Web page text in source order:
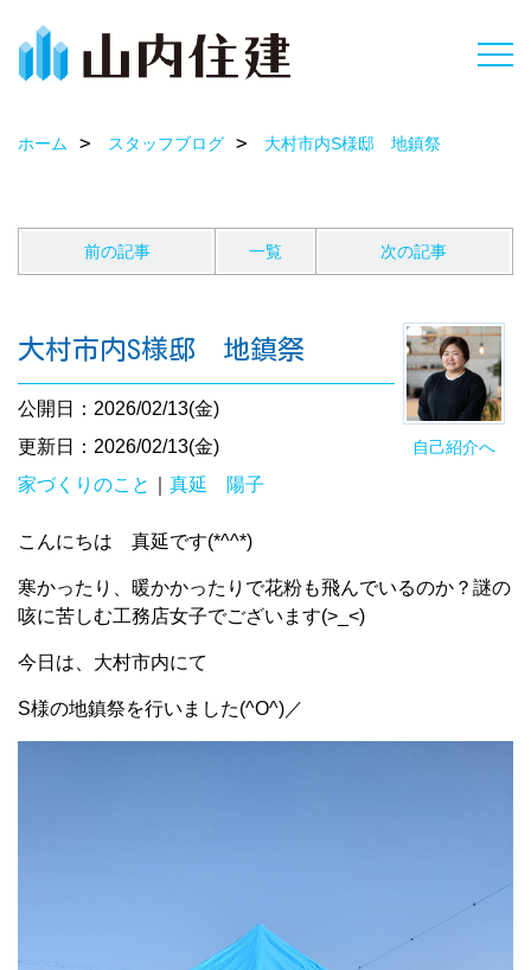
ホーム スタッフブログ 大村市内S様邸 地鎮祭
前の記事 一覧 次の記事
自己紹介へ
大村市内S様邸 地鎮祭
公開日：2026/02/13(金)
更新日：2026/02/13(金)
家づくりのこと
真延 陽子
こんにちは 真延です(*^^*)
寒かったり、暖かかったりで花粉も飛んでいるのか？謎の
咳に苦しむ工務店女子でございます(>_<)
今日は、大村市内にて
S様の地鎮祭を行いました(^O^)／